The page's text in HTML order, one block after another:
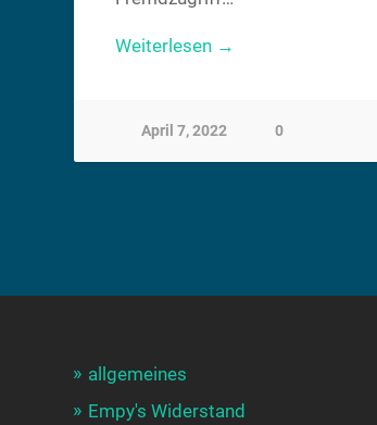
Weiterlesen →
April 7, 2022 0
allgemeines
Empy's Widerstand